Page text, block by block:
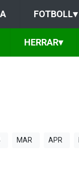
FOTBOLL▾
HERRAR▾
MAR APR